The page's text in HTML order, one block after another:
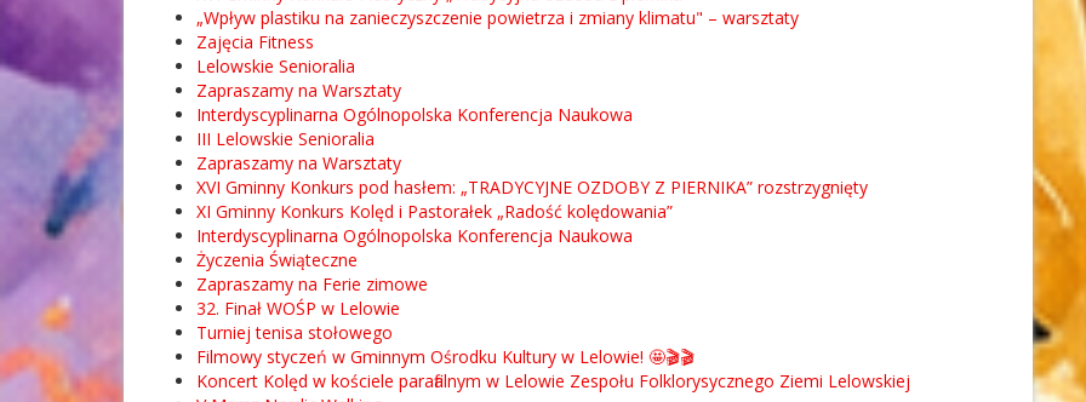
„Wpływ plastiku na zanieczyszczenie powietrza i zmiany klimatu" – warsztaty
Zajęcia Fitness
Lelowskie Senioralia
Zapraszamy na Warsztaty
Interdyscyplinarna Ogólnopolska Konferencja Naukowa
III Lelowskie Senioralia
Zapraszamy na Warsztaty
XVI Gminny Konkurs pod hasłem: „TRADYCYJNE OZDOBY Z PIERNIKA” rozstrzygnięty
XI Gminny Konkurs Kolęd i Pastorałek „Radość kolędowania”
Interdyscyplinarna Ogólnopolska Konferencja Naukowa
Życzenia Świąteczne
Zapraszamy na Ferie zimowe
32. Finał WOŚP w Lelowie
Turniej tenisa stołowego
Filmowy styczeń w Gminnym Ośrodku Kultury w Lelowie! 🤩🎬🎬
Koncert Kolęd w kościele parafialnym w Lelowie Zespołu Folklorysycznego Ziemi Lelowskiej